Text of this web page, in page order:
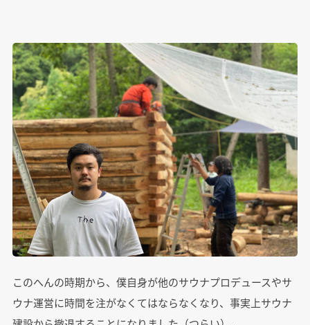
このへんの時期から、僕自身が他のサウナプロデュースやサ
ウナ運営に時間を注がなくてはならなくなり、事実上サウナ